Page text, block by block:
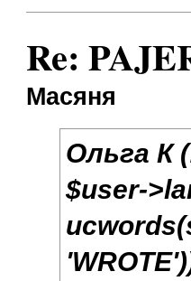
Re:
Масяня
Ольга К
$user-